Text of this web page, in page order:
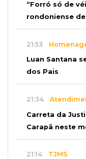
“Forró só de
rondoniense
21:53
Luan Santana
dos Pais
21:34
Carreta da
Carapã neste
21:14 TJMS